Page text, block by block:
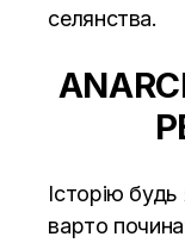
селянства.
Історію будь
варто